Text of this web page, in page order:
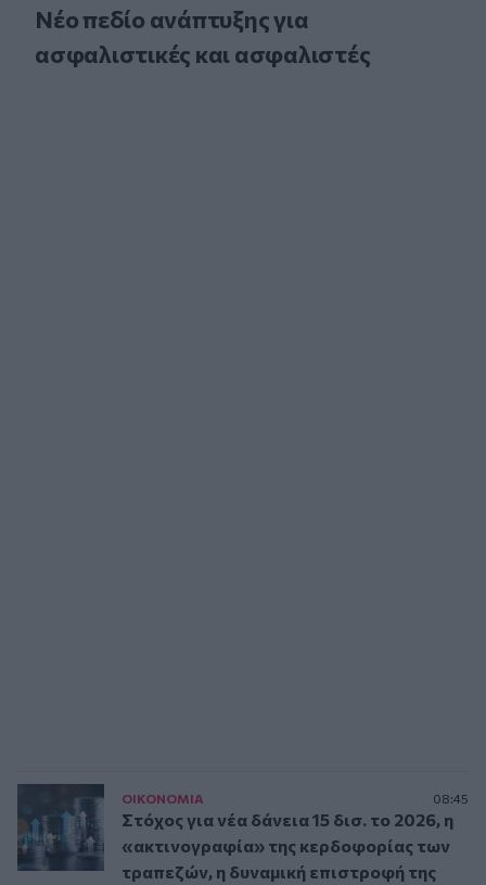
Νέο πεδίο ανάπτυξης για
ασφαλιστικές και ασφαλιστές
ΟΙΚΟΝΟΜΙΑ 08:45
Στόχος για νέα δάνεια 15 δισ. το 2026, η
«ακτινογραφία» της κερδοφορίας των
τραπεζών, η δυναμική επιστροφή της